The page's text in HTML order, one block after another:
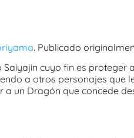
. Publicado
cuyo fin es
a otros personajes
a un Dragón que concede